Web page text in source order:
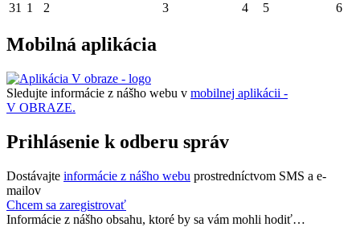
31 1 2 3 4 5 6
Mobilná aplikácia
Sledujte informácie z nášho webu v mobilnej aplikácii -
V OBRAZE.
Prihlásenie k odberu správ
Dostávajte informácie z nášho webu prostredníctvom SMS a e-
mailov
Chcem sa zaregistrovať
Informácie z nášho obsahu, ktoré by sa vám mohli hodiť…